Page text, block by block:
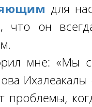
для
что он
мне: «Мы
проблемы,